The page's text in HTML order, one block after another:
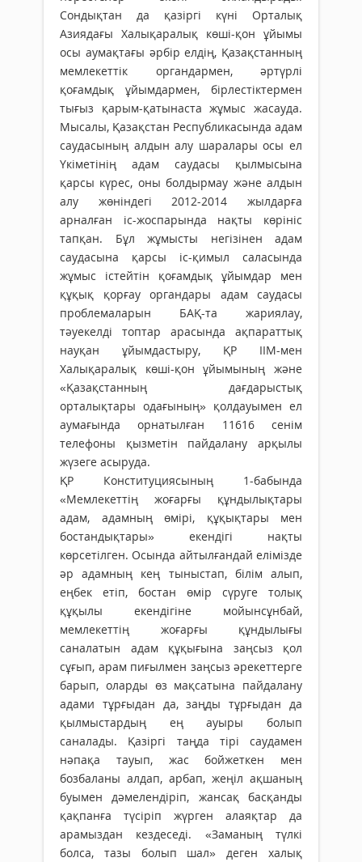
Сондықтан да қазіргі күні Орталық
Азиядағы Халықаралық көші-қон ұйымы
осы аумақтағы әрбір елдің, Қазақстанның
мемлекеттік органдармен, әртүрлі
қоғамдық ұйымдармен, бірлестіктермен
тығыз қарым-қатынаста жұмыс жасауда.
Мысалы, Қазақстан Республикасында адам
саудасының алдын алу шаралары осы ел
Үкіметінің адам сау­дасы қылмысына
қарсы күрес, оны болдырмау және алдын
алу жөніндегі 2012-2014 жылдарға
арналған іс-жоспарында нақты көрініс
тапқан. Бұл жұмысты негізінен адам
саудасына қарсы іс-қимыл саласында
жұмыс істейтін қоғамдық ұйымдар мен
құқық қорғау органдары адам саудасы
проблемаларын БАҚ-та жариялау,
тәуекелді топтар арасында ақпараттық
науқан ұйымдастыру, ҚР ІІМ-мен
Халықаралық көші-қон ұйымының және
«Қазақстанның дағдарыстық
орталықтары одағының» қолдауымен ел
аумағында орнатылған 11616 сенім
телефоны қызметін пайдалану арқылы
жүзеге асыруда.
ҚР Конституциясының 1-бабында
«Мемлекеттің жоғарғы құндылықтары
адам, адамның өмірі, құқықтары мен
бостандықтары» екендігі нақты
көрсетілген. Осында айтылғандай елімізде
әр адамның кең тыныстап, білім алып,
еңбек етіп, бостан өмір сүруге толық
құқылы екендігіне мойынсұнбай,
мемлекеттің жоғарғы құндылығы
саналатын адам құқығына заңсыз қол
сұғып, арам пиғылмен заңсыз әрекеттерге
барып, оларды өз мақсатына пайдалану
адами тұрғыдан да, заңды тұрғыдан да
қылмыстардың ең ауыры болып
саналады. Қазіргі таңда тірі саудамен
нәпақа тауып, жас бойжеткен мен
бозбаланы алдап, арбап, жеңіл ақшаның
буымен дәмелендіріп, жансақ басқанды
қақпанға түсіріп жүрген алаяқтар да
арамыздан кездеседі. «Заманың түлкі
болса, тазы болып шал» деген халық